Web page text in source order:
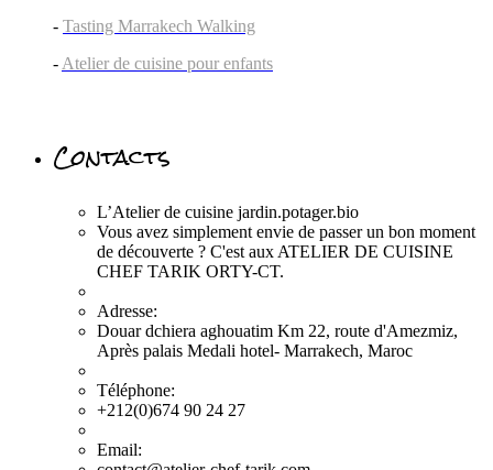
- Tasting Marrakech Walking
- Atelier de cuisine pour enfants
Contacts
L’Atelier de cuisine jardin.potager.bio
Vous avez simplement envie de passer un bon moment
de découverte ? C'est aux ATELIER DE CUISINE
CHEF TARIK ORTY-CT.
Adresse:
Douar dchiera aghouatim Km 22, route d'Amezmiz,
Après palais Medali hotel- Marrakech, Maroc
Téléphone:
+212(0)674 90 24 27
Email: